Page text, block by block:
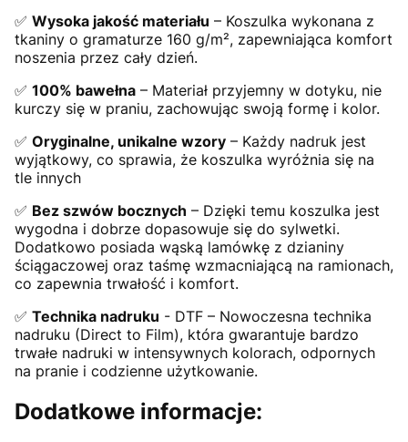
✅ Wysoka jakość materiału – Koszulka wykonana z
tkaniny o gramaturze 160 g/m², zapewniająca komfort
noszenia przez cały dzień.
✅ 100% bawełna – Materiał przyjemny w dotyku, nie
kurczy się w praniu, zachowując swoją formę i kolor.
✅ Oryginalne, unikalne wzory – Każdy nadruk jest
wyjątkowy, co sprawia, że koszulka wyróżnia się na
tle innych
✅ Bez szwów bocznych – Dzięki temu koszulka jest
wygodna i dobrze dopasowuje się do sylwetki.
Dodatkowo posiada wąską lamówkę z dzianiny
ściągaczowej oraz taśmę wzmacniającą na ramionach,
co zapewnia trwałość i komfort.
✅ Technika nadruku - DTF – Nowoczesna technika
nadruku (Direct to Film), która gwarantuje bardzo
trwałe nadruki w intensywnych kolorach, odpornych
na pranie i codzienne użytkowanie.
Dodatkowe informacje: